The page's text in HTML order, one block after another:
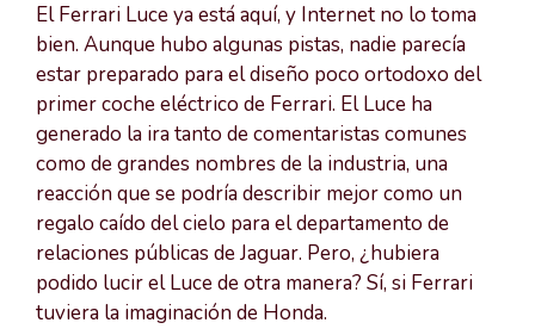
El Ferrari Luce ya está aquí, y Internet no lo toma
bien. Aunque hubo algunas pistas, nadie parecía
estar preparado para el diseño poco ortodoxo del
primer coche eléctrico de Ferrari. El Luce ha
generado la ira tanto de comentaristas comunes
como de grandes nombres de la industria, una
reacción que se podría describir mejor como un
regalo caído del cielo para el departamento de
relaciones públicas de Jaguar. Pero, ¿hubiera
podido lucir el Luce de otra manera? Sí, si Ferrari
tuviera la imaginación de Honda.